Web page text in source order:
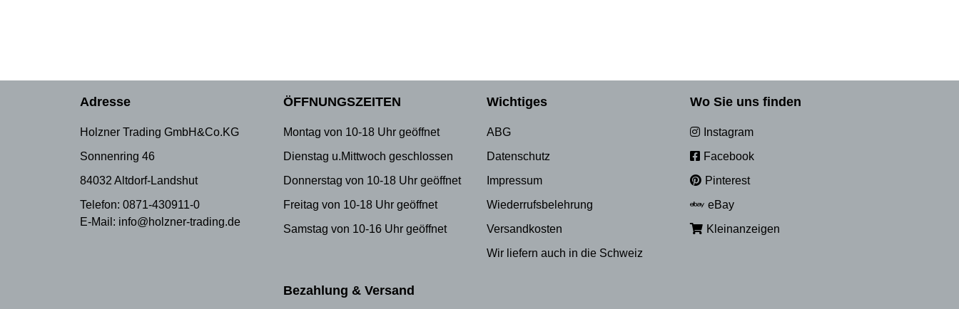
Adresse
Holzner Trading GmbH&Co.KG
Sonnenring 46
84032 Altdorf-Landshut
Telefon: 0871-430911-0
E-Mail: info@holzner-trading.de
ÖFFNUNGSZEITEN
Montag von 10-18 Uhr geöffnet
Dienstag u.Mittwoch geschlossen
Donnerstag von 10-18 Uhr geöffnet
Freitag von 10-18 Uhr geöffnet
Samstag von 10-16 Uhr geöffnet
Wichtiges
ABG
Datenschutz
Impressum
Wiederrufsbelehrung
Versandkosten
Wir liefern auch in die Schweiz
Wo Sie uns finden
Instagram
Facebook
Pinterest
eBay
Kleinanzeigen
Bezahlung & Versand